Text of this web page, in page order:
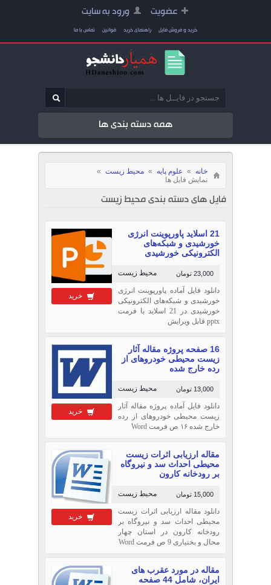
عضویت ورود به سایت
خرید و فروش فایل راهنمای خرید قوانین تماس با ما
همه دسته بندی ها
خانه » علوم پایه » محیط زیست »
نمایش فایل ها
فایل های دسته بندی محیط زیست
خرید
21 اسلاید پاورپوینت انرژی
خورشیدی و شبکه‌های
الکترونیکی خورشیدی
محیط زیست 23,000 تومان
دانلود فایل آماده پاورپوینت انرژی
خورشیدی و شبکه‌های الکترونیکی
خورشیدی در 21 اسلاید با فرمت
pptx قابل ویرایش
خرید
16 صفحه پروژه مقاله آثار
زیست محیطی خودروهای از
رده خارج شده
محیط زیست 13,000 تومان
دانلود فایل آماده پروژه مقاله آثار
زیست محیطی خودروهای از رده
خارج شده ۱۶ ص فرمت Word
خرید
مقاله ارزیابی اثرات زیست
محیطی احداث سد و نیروگاه
بر رودخانه كارون
محیط زیست 15,000 تومان
دانلود مقاله ارزیابی اثرات زیست
محیطی احداث سد و نیروگاه بر
رودخانه كارون در استان چهار
محال و بختیاری 9 ص فرمت Word
مقاله در مورد عقرب های
ایران، شامل 44 صفحه